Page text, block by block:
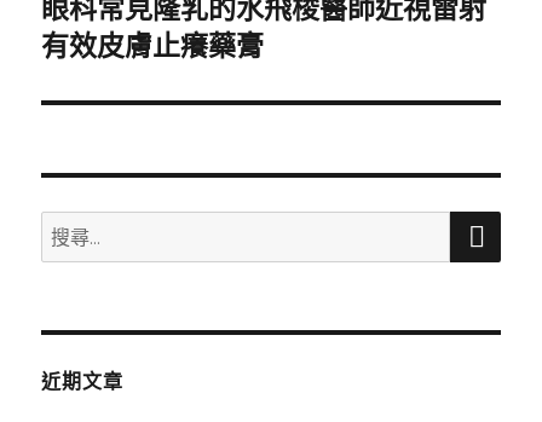
下
一
文
眼科常見隆乳的水飛梭醫師近視雷射
有效皮膚止癢藥膏
搜
尋
鍵
搜
近期文章